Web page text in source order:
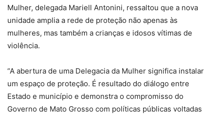
Mulher, delegada Mariell Antonini, ressaltou que a nova
unidade amplia a rede de proteção não apenas às
mulheres, mas também a crianças e idosos vítimas de
violência.
“A abertura de uma Delegacia da Mulher significa instalar
um espaço de proteção. É resultado do diálogo entre
Estado e município e demonstra o compromisso do
Governo de Mato Grosso com políticas públicas voltadas